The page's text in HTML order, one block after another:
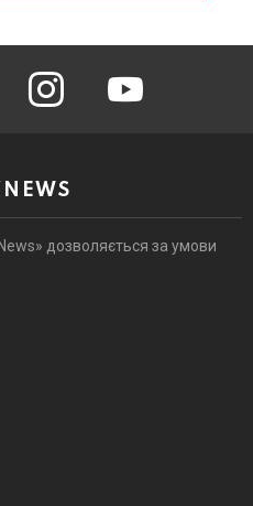
instagram youtube
дозволяється за умови